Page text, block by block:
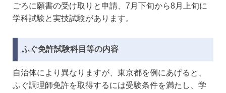
ごろに願書の受け取りと申請、7月下旬から8月上旬に
学科試験と実技試験があります。
ふぐ免許試験科目等の内容
自治体により異なりますが、東京都を例にあげると、
ふぐ調理師免許を取得するには受験条件を満たし、学